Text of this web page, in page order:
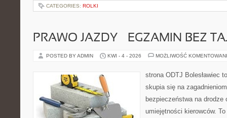
CATEGORIES: ROLKI
PRAWO JAZDY – EGZAMIN BEZ
POSTED BY ADMIN KWI - 4 - 2026 MOŻLIWOŚĆ
strona ODTJ Bolesławiec
skupia się na
bezpieczeństwa na drodze
umiejętności kierowców.